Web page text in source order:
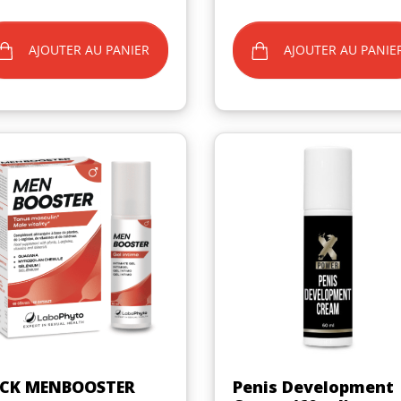
(1 avis)
AJOUTER AU PANIER AJOUTER AU
Aperçu rapide
MENBOOSTER Aperçu rapide
Penis Development